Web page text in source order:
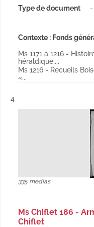
Type de document -
Contexte : Fonds
Ms 1171 à 1216 -
héraldique,...
Ms 1216 - Recueils
«...
Résultat n°
4
335 medias
Ms Chiflet 186 -
Chiflet